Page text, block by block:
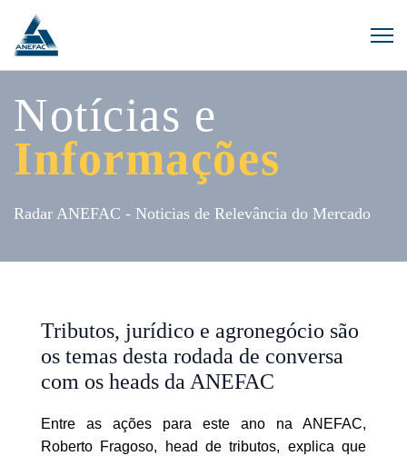
Notícias e
Informações
Radar ANEFAC - Noticias de Relevância do Mercado
Tributos, jurídico e agronegócio são
os temas desta rodada de conversa
com os heads da ANEFAC
Entre as ações para este ano na ANEFAC,
Roberto Fragoso, head de tributos, explica que